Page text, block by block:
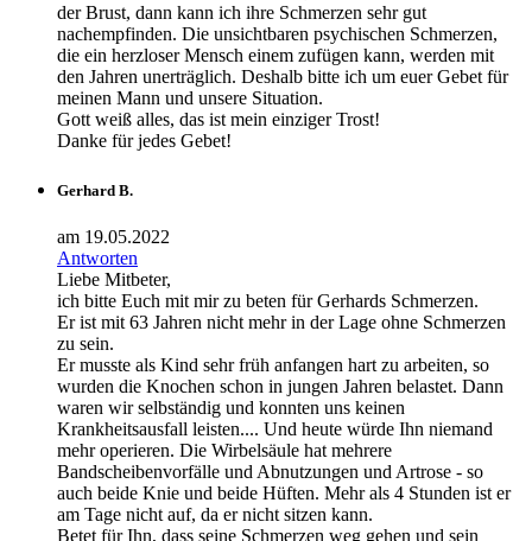
der Brust, dann kann ich ihre Schmerzen sehr gut
nachempfinden. Die unsichtbaren psychischen Schmerzen,
die ein herzloser Mensch einem zufügen kann, werden mit
den Jahren unerträglich. Deshalb bitte ich um euer Gebet für
meinen Mann und unsere Situation.
Gott weiß alles, das ist mein einziger Trost!
Danke für jedes Gebet!
Gerhard B.
am 19.05.2022
Antworten
Liebe Mitbeter,
ich bitte Euch mit mir zu beten für Gerhards Schmerzen.
Er ist mit 63 Jahren nicht mehr in der Lage ohne Schmerzen
zu sein.
Er musste als Kind sehr früh anfangen hart zu arbeiten, so
wurden die Knochen schon in jungen Jahren belastet. Dann
waren wir selbständig und konnten uns keinen
Krankheitsausfall leisten.... Und heute würde Ihn niemand
mehr operieren. Die Wirbelsäule hat mehrere
Bandscheibenvorfälle und Abnutzungen und Artrose - so
auch beide Knie und beide Hüften. Mehr als 4 Stunden ist er
am Tage nicht auf, da er nicht sitzen kann.
Betet für Ihn, dass seine Schmerzen weg gehen und sein